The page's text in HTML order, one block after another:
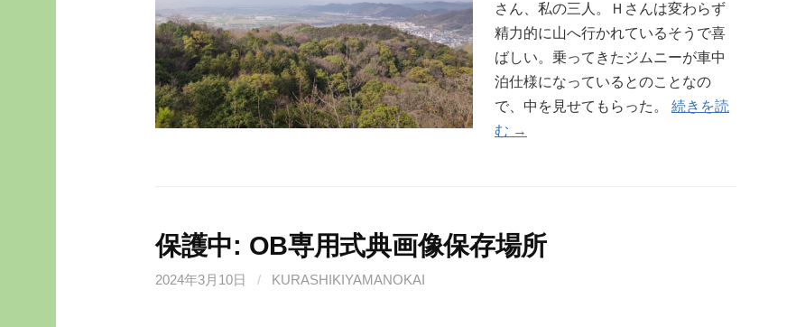
さん、私の三人。Ｈさんは変わらず
精力的に山へ行かれているそうで喜
ばしい。乗ってきたジムニーが車中
泊仕様になっているとのことなの
で、中を見せてもらった。 続きを読
む →
保護中: OB専用式典画像保存場所
2024年3月10日 / KURASHIKIYAMANOKAI